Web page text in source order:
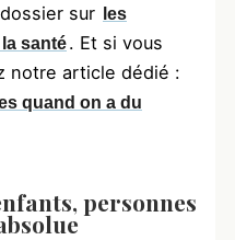
sur
les
santé. Et si vous
notre article dédié :
quand on a du
personnes